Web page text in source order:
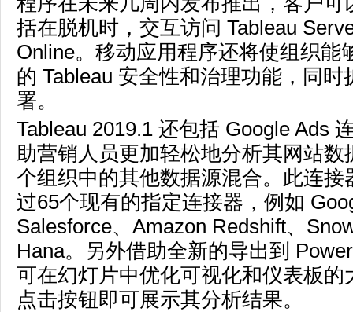
括在脱机时，交互访问 Tableau
Online。移动应用程序还将使组织能
的 Tableau 安全性和治理功能，同时
署。
Tableau 2019.1 还包括 Google Ads
助营销人员更加轻松地分析其网站数
个组织中的其他数据源混合。此连接
过65个现有的指定连接器，例如
Salesforce、Amazon Redshift、
Hana。另外借助全新的导出到
可在幻灯片中优化可视化和仪表板的
点击按钮即可展示其分析结果。